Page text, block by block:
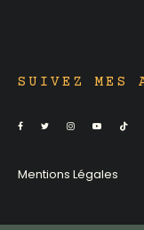
SUIVEZ MES
Mentions Légales